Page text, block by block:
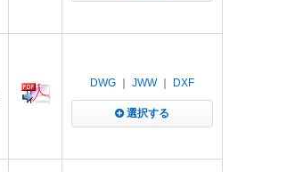
DWG JWW｜ DXF
選択する